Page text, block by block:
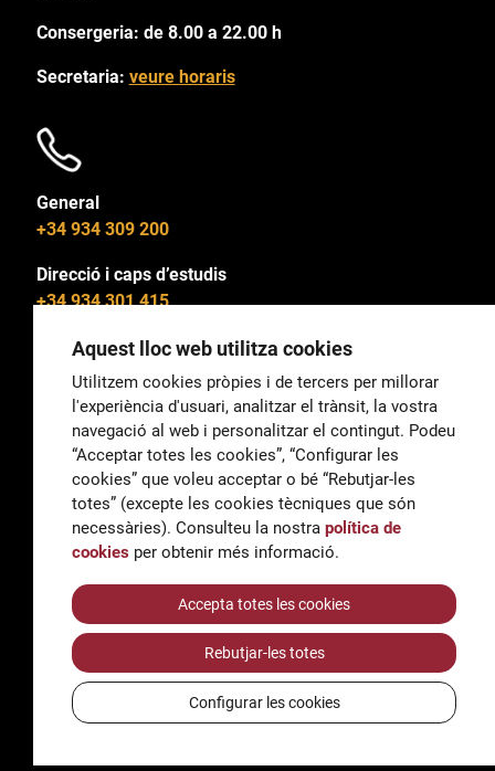
Consergeria: de 8.00 a 22.00 h
Secretaria: veure horaris
General
+34 934 309 200
Direcció i caps d’estudis
+34 934 301 415
General
correu@escoladeltreball.org
Informació
informacio@escoladeltreball.org
AccessibilitatAvís legal i Política de Privacitat
Política de cookies
Crèdits
Aquest lloc web utilitza cookies
Utilitzem cookies pròpies i de tercers per millorar
l'experiència d'usuari, analitzar el trànsit, la vostra
navegació al web i personalitzar el contingut. Podeu
“Acceptar totes les cookies”, “Configurar les
cookies” que voleu acceptar o bé “Rebutjar-les
totes” (excepte les cookies tècniques que són
necessàries). Consulteu la nostra política de
cookies per obtenir més informació.
Accepta totes les cookies
Rebutjar-les totes
Configurar les cookies